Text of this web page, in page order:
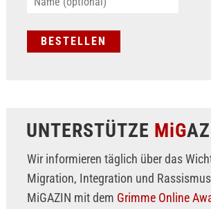
UNTERSTÜTZE MiG
Wir informieren täglich über das
Migration, Integration und
MiGAZIN mit dem Grimme Online